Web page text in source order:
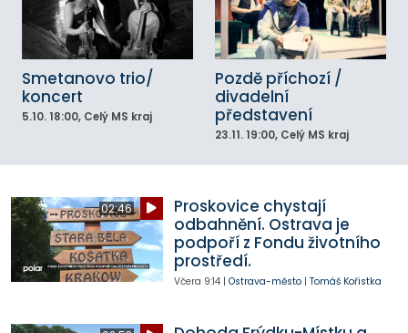
Smetanovo trio/
koncert
5.10. 18:00, Celý MS kraj
Pozdě příchozí /
divadelní
představení
23.11. 19:00, Celý MS kraj
02:46
Proskovice chystají
odbahnění. Ostrava je
podpoří z Fondu životního
prostředí.
Včera 9:14| Ostrava-město| Tomáš Kořistka